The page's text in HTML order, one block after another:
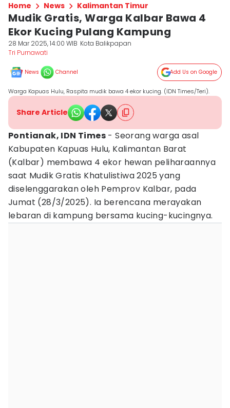
Home News Kalimantan Timur
Mudik Gratis, Warga Kalbar Bawa 4
Ekor Kucing Pulang Kampung
28 Mar 2025, 14:00 WIB Kota Balikpapan
Tri Purnawati
News Channel Add Us on Google
Warga Kapuas Hulu, Raspita mudik bawa 4 ekor kucing. (IDN Times/Teri).
Share Article
Pontianak, IDN Times - Seorang warga asal
Kabupaten Kapuas Hulu, Kalimantan Barat
(Kalbar) membawa 4 ekor hewan peliharaannya
saat Mudik Gratis Khatulistiwa 2025 yang
diselenggarakan oleh Pemprov Kalbar, pada
Jumat (28/3/2025). Ia berencana merayakan
lebaran di kampung bersama kucing-kucingnya.